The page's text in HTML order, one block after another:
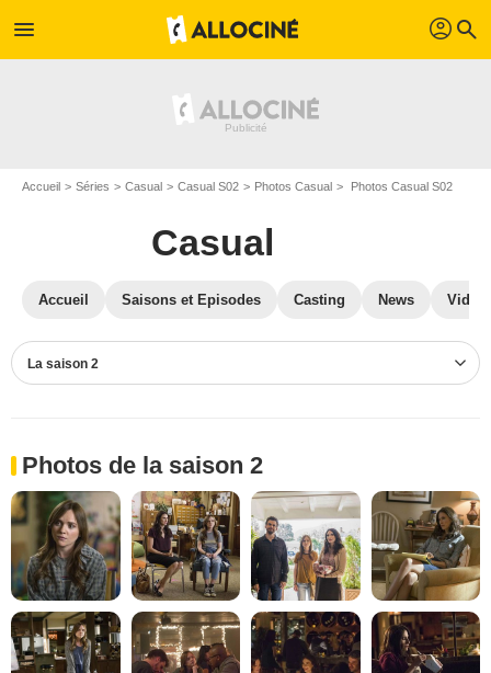
menu profil search
Accueil Séries Casual Casual S02 Photos Casual Photos Casual S02
Casual
Accueil Saisons et Episodes Casting News
La saison 2
Photos de la saison 2